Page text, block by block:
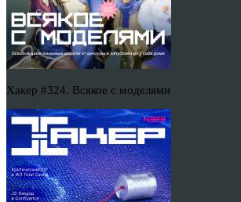
Хакер #324. Всякое с моделями